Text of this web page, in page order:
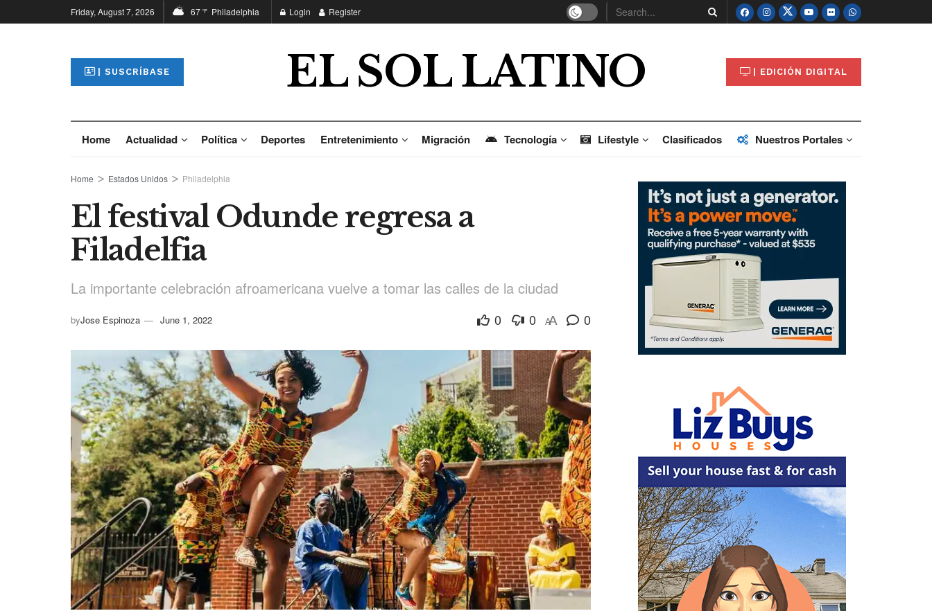
Friday, August 7, 2026 67°F Philadelphia Login Register
| SUSCRÍBASE EL SOL LATINO | EDICIÓN DIGITAL
Home Actualidad Política Deportes Entretenimiento Migración Tecnología Lifestyle Clasificados Nuestros Portales
Home Estados Unidos Philadelphia
El festival Odunde regresa a
Filadelfia
La importante celebración afroamericana vuelve a tomar las calles de la ciudad
byJose Espinoza June 1, 2022 0 0 AA 0